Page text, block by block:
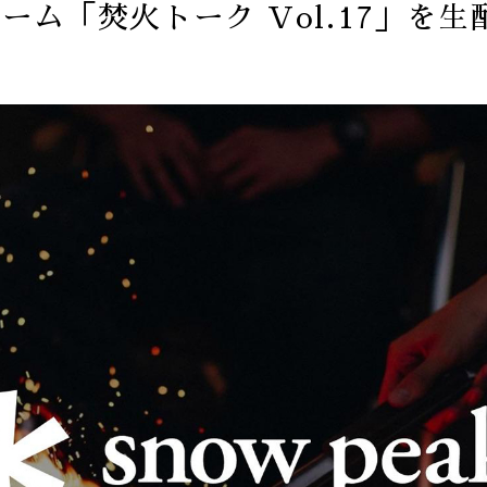
ム「焚火トーク Vol.17」を生